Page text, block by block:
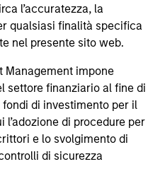
l’accuratezza, la
qualsiasi finalità specifica
nel presente sito web.
Management impone
settore finanziario al fine di
fondi di investimento per il
di procedure per
e lo svolgimento di
di sicurezza
con noi